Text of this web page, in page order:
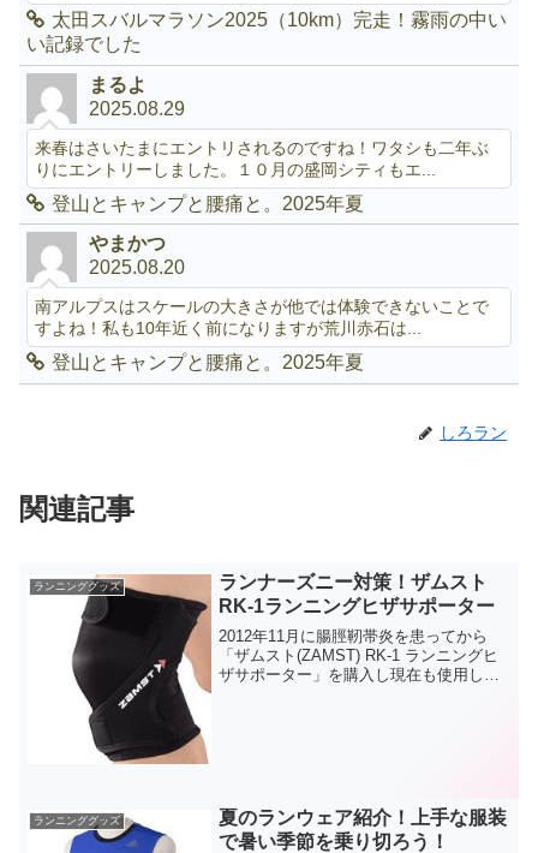
太田スバルマラソン2025（10km）完走！霧雨の中い
い記録でした
まるよ
2025.08.29
来春はさいたまにエントリされるのですね！ワタシも二年ぶ
りにエントリーしました。１０月の盛岡シティもエ...
登山とキャンプと腰痛と。2025年夏
やまかつ
2025.08.20
南アルプスはスケールの大きさが他では体験できないことで
すよね！私も10年近く前になりますが荒川赤石は...
登山とキャンプと腰痛と。2025年夏
しろラン
関連記事
ランニンググッズ
ランナーズニー対策！ザムスト
RK-1ランニングヒザサポーター
2012年11月に腸脛靭帯炎を患ってから
「ザムスト(ZAMST) RK-1 ランニングヒ
ザサポーター」を購入し現在も使用して
ランニンググッズ
夏のランウェア紹介！上手な服装
で暑い季節を乗り切ろう！